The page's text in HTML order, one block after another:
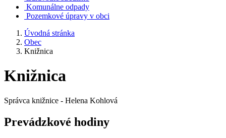
Komunálne odpady
Pozemkové úpravy v obci
Úvodná stránka
Obec
Knižnica
Knižnica
Správca knižnice - Helena Kohlová
Prevádzkové hodiny